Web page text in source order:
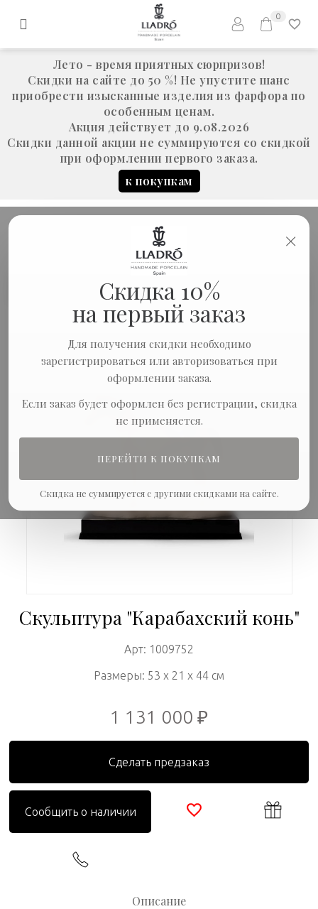
Лето - время приятных сюрпризов!
Скидки на сайте до 50 %! Не упустите шанс
приобрести изысканные изделия из фарфора по
особенным ценам.
Акция действует до 9.08.2026
Скидки данной акции не суммируются со скидкой
при оформлении первого заказа.
к покупкам
0
×
Скидка 10%
на первый заказ
Для получения скидки необходимо
зарегистрироваться или авторизоваться при
оформлении заказа.
Если заказ будет оформлен без регистрации, скидка
не применяется.
ПЕРЕЙТИ К ПОКУПКАМ
Скидка не суммируется с другими скидками на сайте.
Скульптура "Карабахский
конь"
Скульптура "Карабахский конь"
Арт: 1009752
Размеры: 53 x 21 x 44 см
1 131 000 ₽
Сделать предзаказ
Сообщить о наличии
Описание